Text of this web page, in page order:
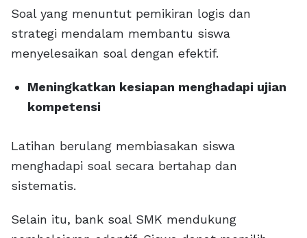
Soal yang menuntut pemikiran logis dan
strategi mendalam membantu siswa
menyelesaikan soal dengan efektif.
Meningkatkan kesiapan menghadapi ujian
kompetensi
Latihan berulang membiasakan siswa
menghadapi soal secara bertahap dan
sistematis.
Selain itu, bank soal SMK mendukung